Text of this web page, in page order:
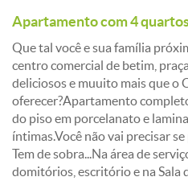
Apartamento com 4
Que tal você e sua família
centro comercial de betim,
deliciosos e muuito mais que o
oferecer?Apartamento
do piso em porcelanato e
íntimas.Você não vai precisar
Tem de sobra...Na área de
domitórios, escritório e na Sala